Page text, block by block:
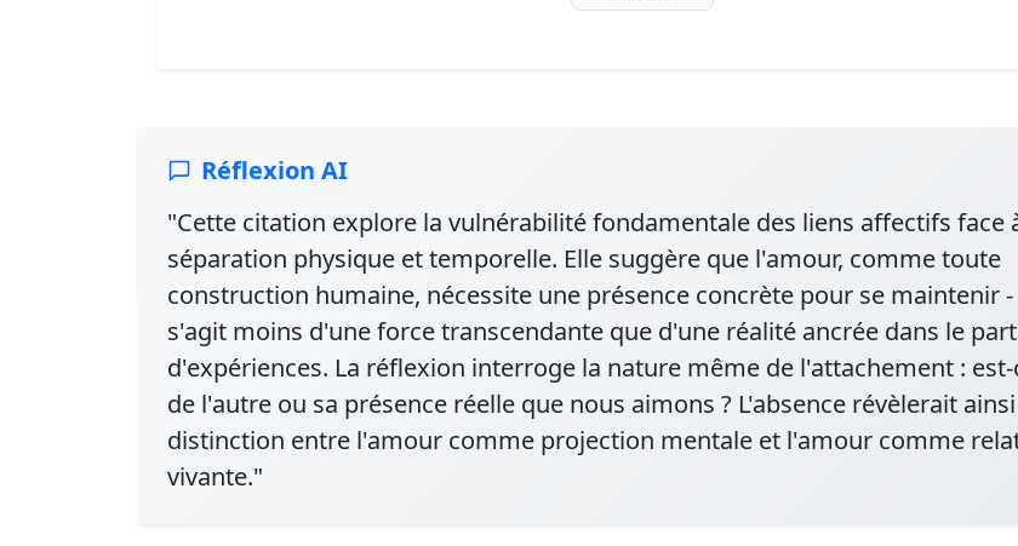
Réflexion AI
"Cette citation explore la vulnérabilité fondamentale des liens affectifs face
séparation physique et temporelle. Elle suggère que l'amour, comme toute
construction humaine, nécessite une présence concrète pour se maintenir
s'agit moins d'une force transcendante que d'une réalité ancrée dans le
d'expériences. La réflexion interroge la nature même de l'attachement :
de l'autre ou sa présence réelle que nous aimons ? L'absence révèlerait
distinction entre l'amour comme projection mentale et l'amour comme
vivante."